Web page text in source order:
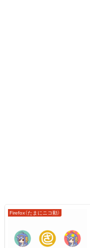
Firefox（たまにニコ動）